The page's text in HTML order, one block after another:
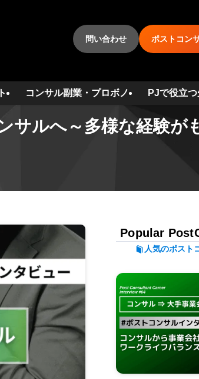
コンサル副業・プロボノ PJで役立つ
問い合わせ ポストコン
サルへ～多様な経験が
Popular
人気のポスト